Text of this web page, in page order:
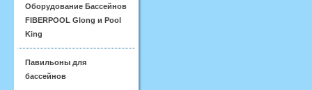
Оборудование Бассейнов
FIBERPOOL Glong и Pool
King
Павильоны для
бассейнов